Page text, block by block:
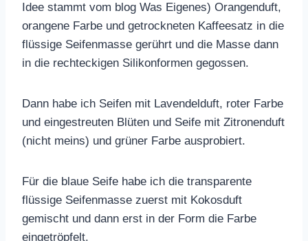
Idee stammt vom blog Was Eigenes) Orangenduft,
orangene Farbe und getrockneten Kaffeesatz in die
flüssige Seifenmasse gerührt und die Masse dann
in die rechteckigen Silikonformen gegossen.
Dann habe ich Seifen mit Lavendelduft, roter Farbe
und eingestreuten Blüten und Seife mit Zitronenduft
(nicht meins) und grüner Farbe ausprobiert.
Für die blaue Seife habe ich die transparente
flüssige Seifenmasse zuerst mit Kokosduft
gemischt und dann erst in der Form die Farbe
eingetröpfelt.